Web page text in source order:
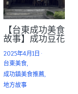
【台東成功美食
故事】成功豆花
2025年4月1日 ·
台東美食,
成功鎮美食推薦,
地方故事